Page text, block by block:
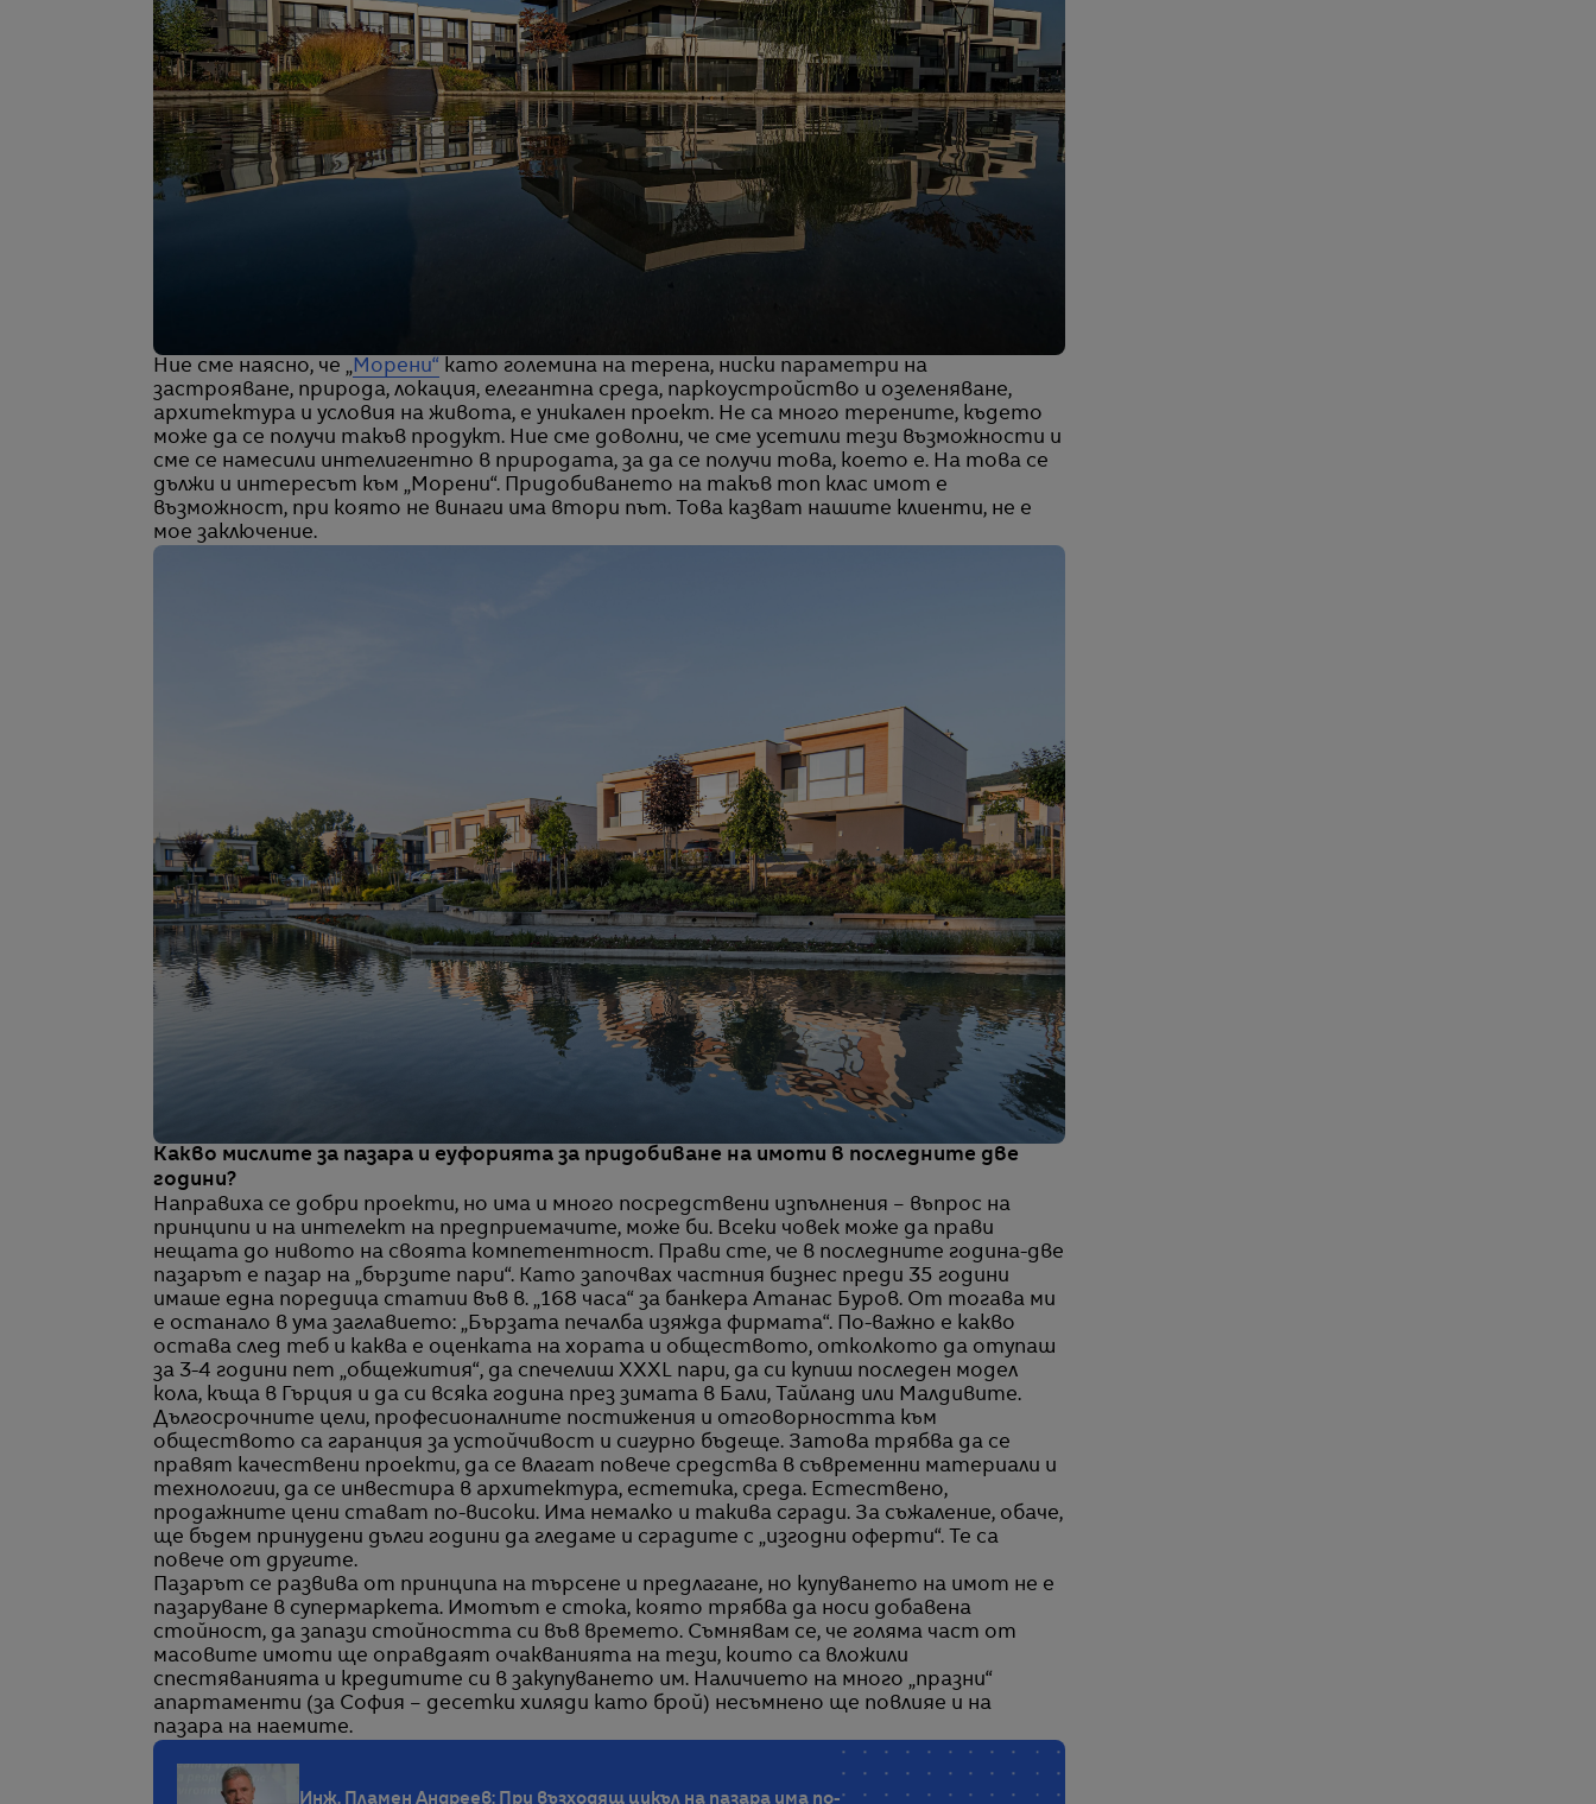
Ние сме наясно, че „Морени“ като големина на терена, ниски параметри на
застрояване, природа, локация, елегантна среда, паркоустройство и озеленяване,
архитектура и условия на живота, е уникален проект. Не са много терените, където
може да се получи такъв продукт. Ние сме доволни, че сме усетили тези възможности и
сме се намесили интелигентно в природата, за да се получи това, което е. На това се
дължи и интересът към „Морени“. Придобиването на такъв топ клас имот е
възможност, при която не винаги има втори път. Това казват нашите клиенти, не е
мое заключение.
Какво мислите за пазара и еуфорията за придобиване на имоти в последните две
години?
Направиха се добри проекти, но има и много посредствени изпълнения – въпрос на
принципи и на интелект на предприемачите, може би. Всеки човек може да прави
нещата до нивото на своята компетентност. Прави сте, че в последните година-две
пазарът е пазар на „бързите пари“. Като започвах частния бизнес преди 35 години
имаше една поредица статии във в. „168 часа“ за банкера Атанас Буров. От тогава ми
е останало в ума заглавието: „Бързата печалба изяжда фирмата“. По-важно е какво
остава след теб и каква е оценката на хората и обществото, отколкото да отупаш
за 3-4 години пет „общежития“, да спечелиш ХXXL пари, да си купиш последен модел
кола, къща в Гърция и да си всяка година през зимата в Бали, Тайланд или Малдивите.
Дългосрочните цели, професионалните постижения и отговорността към
обществото са гаранция за устойчивост и сигурно бъдеще. Затова трябва да се
правят качествени проекти, да се влагат повече средства в съвременни материали и
технологии, да се инвестира в архитектура, естетика, среда. Естествено,
продажните цени стават по-високи. Има немалко и такива сгради. За съжаление, обаче,
ще бъдем принудени дълги години да гледаме и сградите с „изгодни оферти“. Те са
повече от другите.
Пазарът се развива от принципа на търсене и предлагане, но купуването на имот не е
пазаруване в супермаркета. Имотът е стока, която трябва да носи добавена
стойност, да запази стойността си във времето. Съмнявам се, че голяма част от
масовите имоти ще оправдаят очакванията на тези, които са вложили
спестяванията и кредитите си в закупуването им. Наличието на много „празни“
апартаменти (за София – десетки хиляди като брой) несъмнено ще повлияе и на
пазара на наемите.
Инж. Пламен Андреев: При възходящ цикъл на пазара има по-